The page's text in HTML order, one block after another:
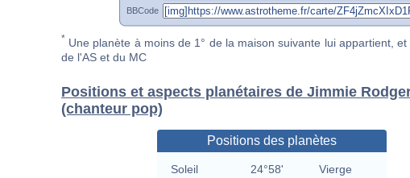
BBCode
* Une planète à moins de 1° de la maison suivante lui appartient, et
de l'AS et du MC
Positions et aspects planétaires de Jimmie
(chanteur pop)
Positions des planètes
Soleil 24°58'
Vierge